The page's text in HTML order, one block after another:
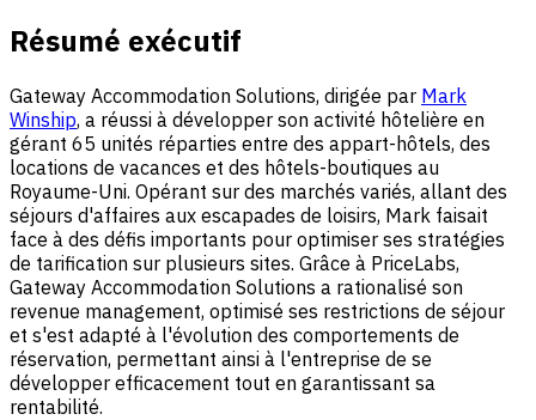
Résumé exécutif
Gateway Accommodation Solutions, dirigée par Mark
Winship, a réussi à développer son activité hôtelière en
gérant 65 unités réparties entre des appart-hôtels, des
locations de vacances et des hôtels-boutiques au
Royaume-Uni. Opérant sur des marchés variés, allant des
séjours d'affaires aux escapades de loisirs, Mark faisait
face à des défis importants pour optimiser ses stratégies
de tarification sur plusieurs sites. Grâce à PriceLabs,
Gateway Accommodation Solutions a rationalisé son
revenue management, optimisé ses restrictions de séjour
et s'est adapté à l'évolution des comportements de
réservation, permettant ainsi à l'entreprise de se
développer efficacement tout en garantissant sa
rentabilité.